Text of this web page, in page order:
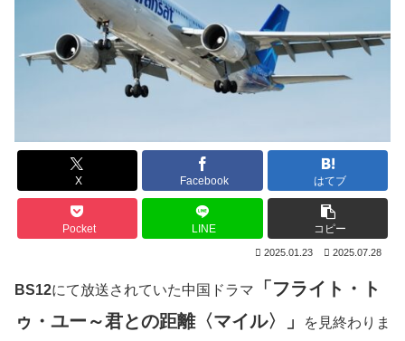
X Facebook はてブ
Pocket LINE コピー
2025.01.23 2025.07.28
BS12にて放送されていた中国ドラマ
「フライト・ト
ゥ・ユー～君との距離〈マイル〉」
を見終わりま